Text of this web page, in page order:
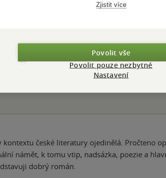
PŘIDEJTE SVÉ HODNOCENÍ
Hodnocení našich knihkupců: 0.0 z 5
kontextu české literatury ojedinělá. Pročteno
námět, k tomu vtip, nadsázka, poezie a
dobrý román.
Zjistit více
Povolit vše
Povolit pouze nezbytné
Nastavení